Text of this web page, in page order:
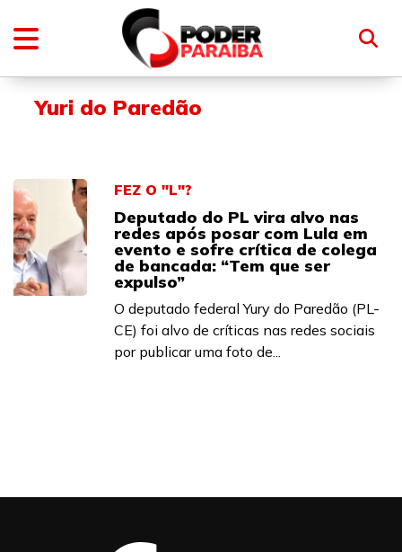
Yuri do Paredão
FEZ O "L"?
Deputado do PL vira alvo nas
redes após posar com Lula em
evento e sofre crítica de colega
de bancada: “Tem que ser
expulso”
O deputado federal Yury do Paredão (PL-
CE) foi alvo de críticas nas redes sociais
por publicar uma foto de...